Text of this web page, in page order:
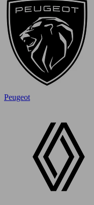
Peugeot